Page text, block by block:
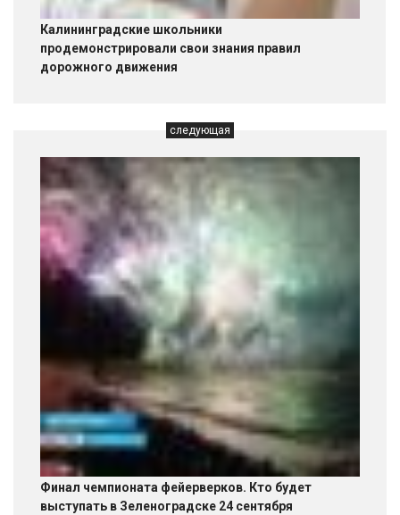
Калининградские школьники
продемонстрировали свои знания правил
дорожного движения
следующая
Финал чемпионата фейерверков. Кто будет
выступать в Зеленоградске 24 сентября